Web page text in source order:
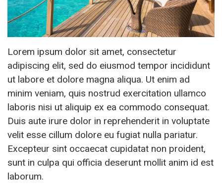
Lorem ipsum dolor sit amet, consectetur
adipiscing elit, sed do eiusmod tempor incididunt
ut labore et dolore magna aliqua. Ut enim ad
minim veniam, quis nostrud exercitation ullamco
laboris nisi ut aliquip ex ea commodo consequat.
Duis aute irure dolor in reprehenderit in voluptate
velit esse cillum dolore eu fugiat nulla pariatur.
Excepteur sint occaecat cupidatat non proident,
sunt in culpa qui officia deserunt mollit anim id est
laborum.